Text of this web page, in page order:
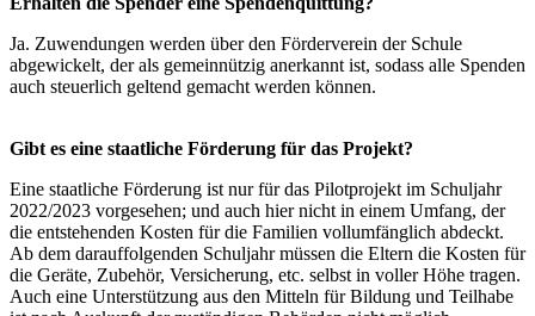
Ja. Zuwendungen werden über den Förderverein der Schule
abgewickelt, der als gemeinnützig anerkannt ist, sodass alle Spenden
auch steuerlich geltend gemacht werden können.
Gibt es eine staatliche Förderung für das Projekt?
Eine staatliche Förderung ist nur für das Pilotprojekt im Schuljahr
2022/2023 vorgesehen; und auch hier nicht in einem Umfang, der
die entstehenden Kosten für die Familien vollumfänglich abdeckt.
Ab dem darauffolgenden Schuljahr müssen die Eltern die Kosten für
die Geräte, Zubehör, Versicherung, etc. selbst in voller Höhe tragen.
Auch eine Unterstützung aus den Mitteln für Bildung und Teilhabe